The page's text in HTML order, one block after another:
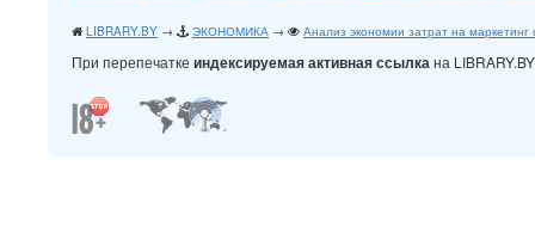
LIBRARY.BY → ЭКОНОМИКА → Анализ экономии затрат на
При перепечатке индексируемая активная ссылкана